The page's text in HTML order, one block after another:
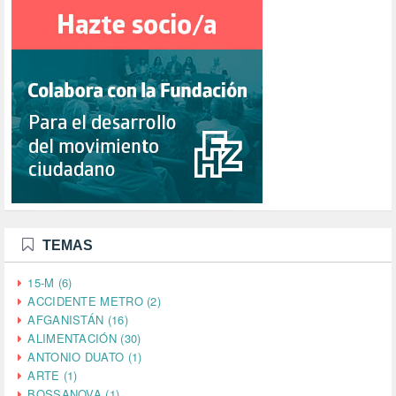
TEMAS
15-M (6)
ACCIDENTE METRO (2)
AFGANISTÁN (16)
ALIMENTACIÓN (30)
ANTONIO DUATO (1)
ARTE (1)